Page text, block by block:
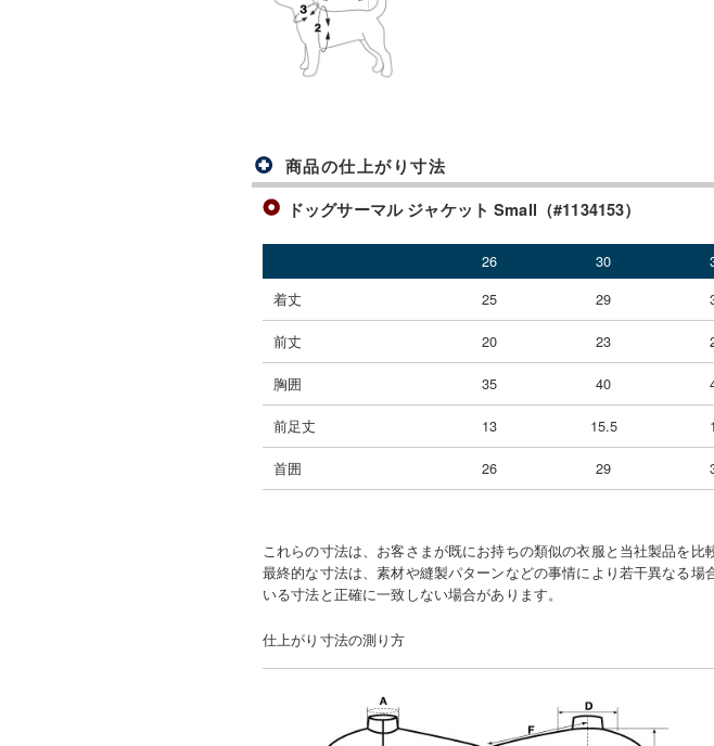
商品の仕上がり寸法
ドッグサーマル ジャケット Small（#1134153）
26 30
着丈
25 29
前丈 20 23
胸囲 35 40
前足丈 13 15.5
首囲 26 29
これらの寸法は、お客さまが既にお持ちの類似の衣服と当社製品を比
最終的な寸法は、素材や縫製パターンなどの事情により若干異なる
いる寸法と正確に一致しない場合があります。
仕上がり寸法の測り方